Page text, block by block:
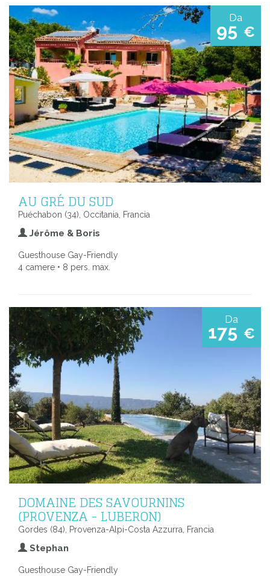
Da
95 €
AU GRÉ DU SUD
Puéchabon (34), Occitania, Francia
Jérôme & Boris
Guesthouse Gay-Friendly
4 camere • 8 pers. max.
Da
175 €
DOMAINE DES SAVOURNINS
(PROVENZA - LUBERON)
Gordes (84), Provenza-Alpi-Costa Azzurra, Francia
Stephan
Guesthouse Gay-Friendly